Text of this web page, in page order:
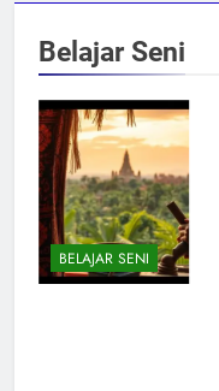
Belajar Seni
BELAJAR SENI